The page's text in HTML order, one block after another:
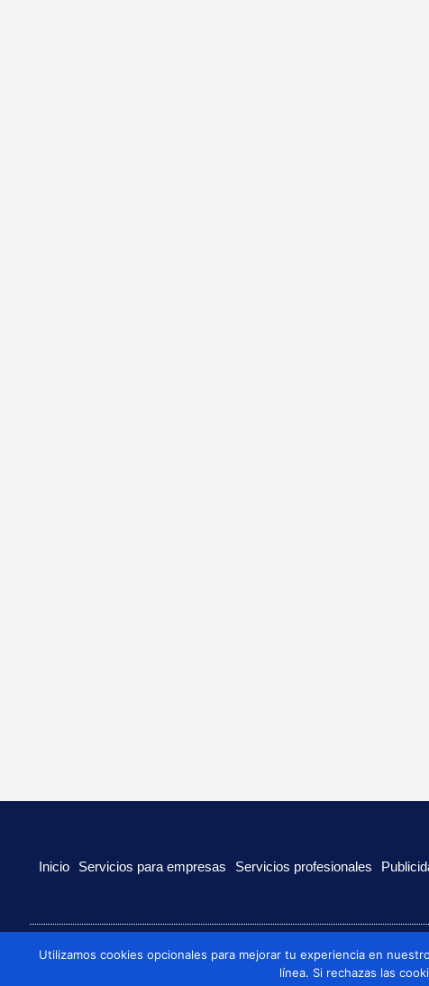
Inicio Servicios para empresas Servicios profesionales
Utilizamos cookies opcionales para mejorar tu experiencia en
línea. Si rechazas las